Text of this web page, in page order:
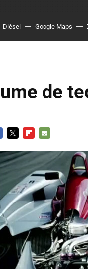
Diésel Google Maps
de
MAIL